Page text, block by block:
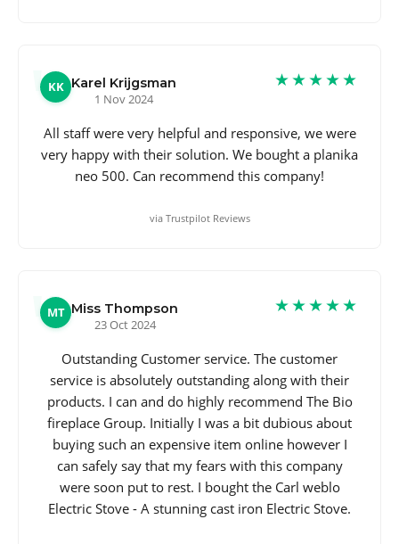
KK Karel Krijgsman
1 Nov 2024
★★★★★
All staff were very helpful and responsive, we were
very happy with their solution. We bought a planika
neo 500. Can recommend this company!
via Trustpilot Reviews
MT Miss Thompson
23 Oct 2024
★★★★★
Outstanding Customer service. The customer
service is absolutely outstanding along with their
products. I can and do highly recommend The Bio
fireplace Group. Initially I was a bit dubious about
buying such an expensive item online however I
can safely say that my fears with this company
were soon put to rest. I bought the Carl weblo
Electric Stove - A stunning cast iron Electric Stove.